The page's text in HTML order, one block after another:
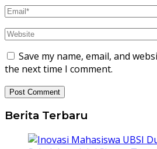
Save my name, email, and
the next time I comment.
Berita Terbaru